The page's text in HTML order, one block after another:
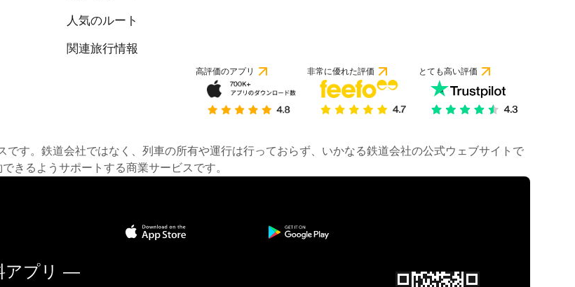
人気のルート
関連旅行情報
高評価のアプリ 非常に優れた評価 とても高い評価
す。鉄道会社ではなく、列車の所有や運行は行っておらず、いかなる鉄道会社の公式ウェブサイトで
きるようサポートする商業サービスです。
アプリ —